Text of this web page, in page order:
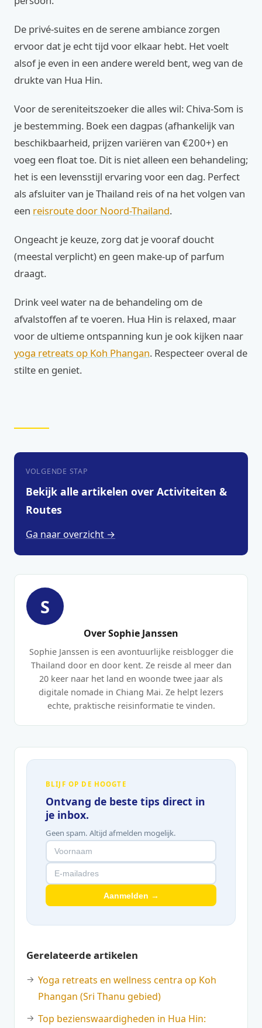
De privé-suites en de serene ambiance zorgen
ervoor dat je echt tijd voor elkaar hebt. Het voelt
alsof je even in een andere wereld bent, weg van de
drukte van Hua Hin.
Voor de sereniteitszoeker die alles wil: Chiva-Som is
je bestemming. Boek een dagpas (afhankelijk van
beschikbaarheid, prijzen variëren van €200+) en
voeg een float toe. Dit is niet alleen een behandeling;
het is een levensstijl ervaring voor een dag. Perfect
als afsluiter van je Thailand reis of na het volgen van
een reisroute door Noord-Thailand.
Ongeacht je keuze, zorg dat je vooraf doucht
(meestal verplicht) en geen make-up of parfum
draagt.
Drink veel water na de behandeling om de
afvalstoffen af te voeren. Hua Hin is relaxed, maar
voor de ultieme ontspanning kun je ook kijken naar
yoga retreats op Koh Phangan. Respecteer overal de
stilte en geniet.
VOLGENDE STAP
Bekijk alle artikelen over Activiteiten &
Routes
Ga naar overzicht →
S
Over Sophie Janssen
Sophie Janssen is een avontuurlijke reisblogger die
Thailand door en door kent. Ze reisde al meer dan
20 keer naar het land en woonde twee jaar als
digitale nomade in Chiang Mai. Ze helpt lezers
echte, praktische reisinformatie te vinden.
BLIJF OP DE HOOGTE
Ontvang de beste tips direct in
je inbox.
Geen spam. Altijd afmelden mogelijk.
Aanmelden →
Gerelateerde artikelen
Yoga retreats en wellness centra op Koh
Phangan (Sri Thanu gebied)
Top bezienswaardigheden in Hua Hin: